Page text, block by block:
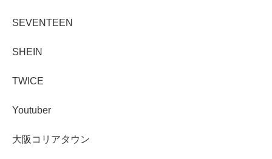
SEVENTEEN
SHEIN
TWICE
Youtuber
大阪コリアタウン